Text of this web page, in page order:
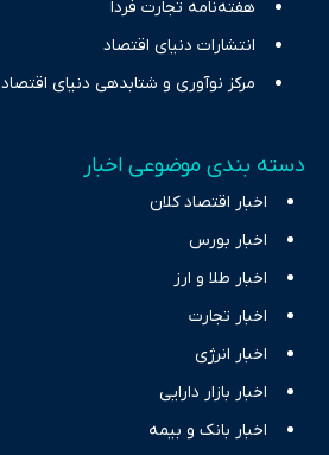
هفته‌نامه تجارت فردا
انتشارات دنیای اقتصاد
مرکز نوآوری و شتابدهی دنیای اقتصاد
دسته بندی موضوعی اخبار
اخبار اقتصاد کلان
اخبار بورس
اخبار طلا و ارز
اخبار تجارت
اخبار انرژی
اخبار بازار دارایی
اخبار بانک و بیمه